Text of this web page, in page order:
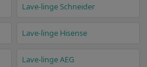
Lave-linge Schneider
Lave-linge Hisense
Lave-linge AEG